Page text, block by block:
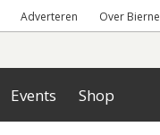
Adverteren Over
Events Shop